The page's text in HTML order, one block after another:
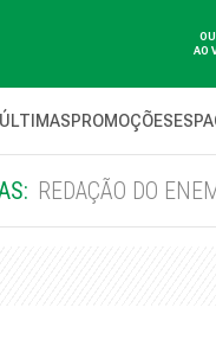
AO
ÚLTIMASPROMOÇÕES
REDAÇÃO DO